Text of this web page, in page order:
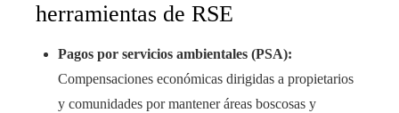
herramientas de RSE
Pagos por servicios ambientales (PSA):
Compensaciones económicas dirigidas a propietarios
y comunidades por mantener áreas boscosas y